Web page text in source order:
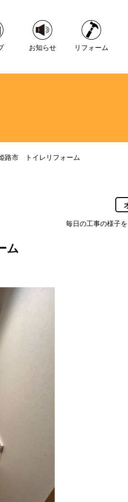
お知らせ リフォーム
路市 トイレリフォーム
毎日の工事の様子
ム